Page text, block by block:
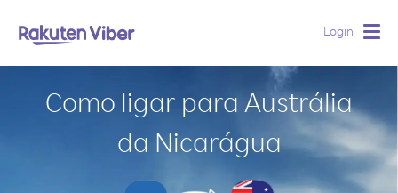
Login
Como ligar para Austrália
da Nicarágua